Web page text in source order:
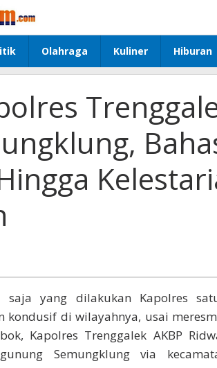
Olahraga Kuliner Hiburan
saja yang dilakukan Kapolres
kondusif di wilayahnya, usai
Kapolres Trenggalek AKBP
Semungklung via